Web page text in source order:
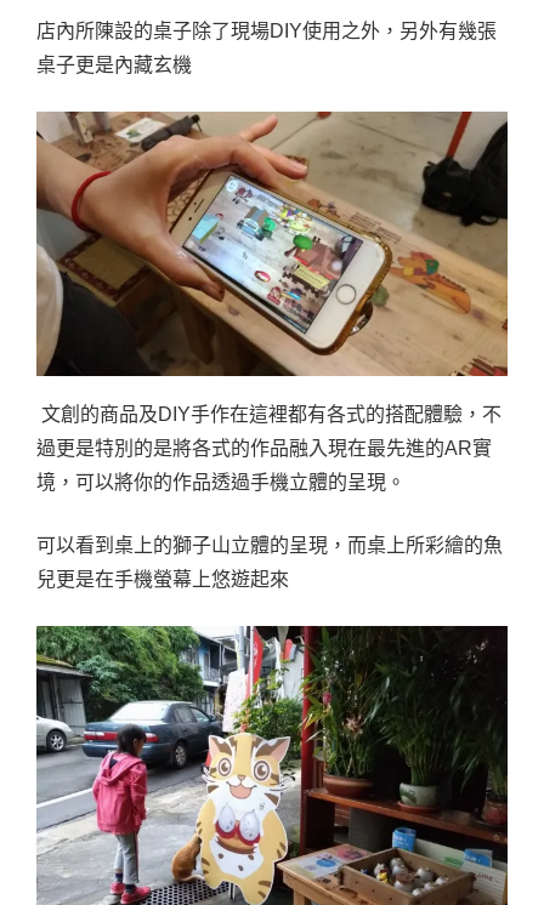
店內所陳設的桌子除了現場DIY使用之外，另外有幾張
桌子更是內藏玄機
文創的商品及DIY手作在這裡都有各式的搭配體驗，不
過更是特別的是將各式的作品融入現在最先進的AR實
境，可以將你的作品透過手機立體的呈現。
可以看到桌上的獅子山立體的呈現，而桌上所彩繪的魚
兒更是在手機螢幕上悠遊起來